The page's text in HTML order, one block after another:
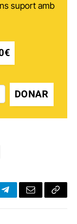
suport amb
DONAR
TelegramEmail Copy